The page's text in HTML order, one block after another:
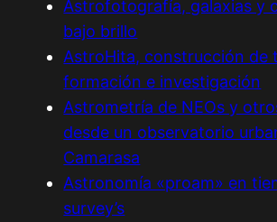
Astrofotografía, galaxias y
bajo brillo
AstroHita, construcción de
formación e investigación
Astrometría de NEOs y
desde un observatorio
Camarasa
Astronomía «proam» en
survey’s